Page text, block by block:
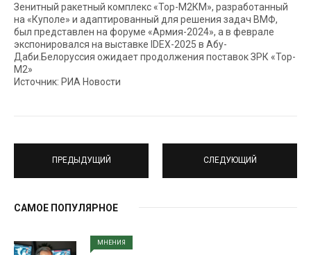
Зенитный ракетный комплекс «Тор-М2КМ», разработанный
на «Куполе» и адаптированный для решения задач ВМФ,
был представлен на форуме «Армия-2024», а в феврале
экспонировался на выставке IDEX-2025 в Абу-
Даби.Белоруссия ожидает продолжения поставок ЗРК «Тор-
М2»
Источник: РИА Новости
ПРЕДЫДУЩИЙ СЛЕДУЮЩИЙ
САМОЕ ПОПУЛЯРНОЕ
МНЕНИЯ